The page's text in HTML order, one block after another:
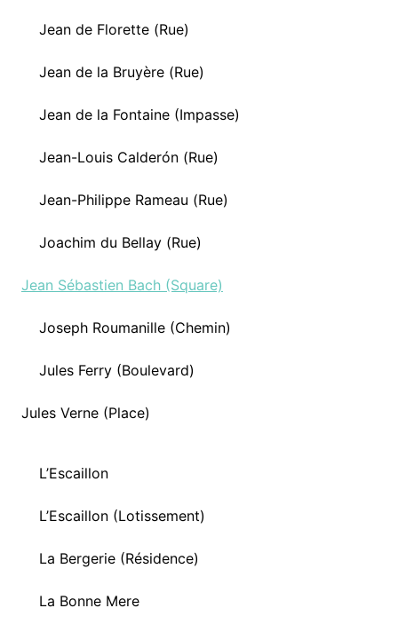
Jean de Florette (Rue)
Jean de la Bruyère (Rue)
Jean de la Fontaine (Impasse)
Jean-Louis Calderón (Rue)
Jean-Philippe Rameau (Rue)
Joachim du Bellay (Rue)
Jean Sébastien Bach (Square)
Joseph Roumanille (Chemin)
Jules Ferry (Boulevard)
Jules Verne (Place)
L’Escaillon
L’Escaillon (Lotissement)
La Bergerie (Résidence)
La Bonne Mere